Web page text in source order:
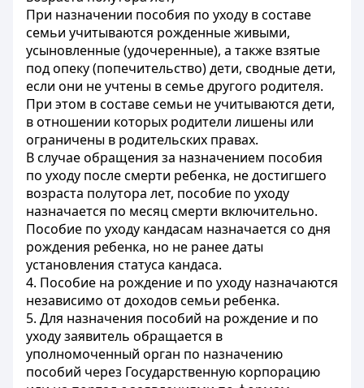
При назначении пособия по уходу в составе
семьи учитываются рожденные живыми,
усыновленные (удочеренные), а также взятые
под опеку (попечительство) дети, сводные дети,
если они не учтены в семье другого родителя.
При этом в составе семьи не учитываются дети,
в отношении которых родители лишены или
ограничены в родительских правах.
В случае обращения за назначением пособия
по уходу после смерти ребенка, не достигшего
возраста полутора лет, пособие по уходу
назначается по месяц смерти включительно.
Пособие по уходу кандасам назначается со дня
рождения ребенка, но не ранее даты
установления статуса кандаса.
4. Пособие на рождение и по уходу назначаются
независимо от доходов семьи ребенка.
5. Для назначения пособий на рождение и по
уходу заявитель обращается в
уполномоченный орган по назначению
пособий через Государственную корпорацию